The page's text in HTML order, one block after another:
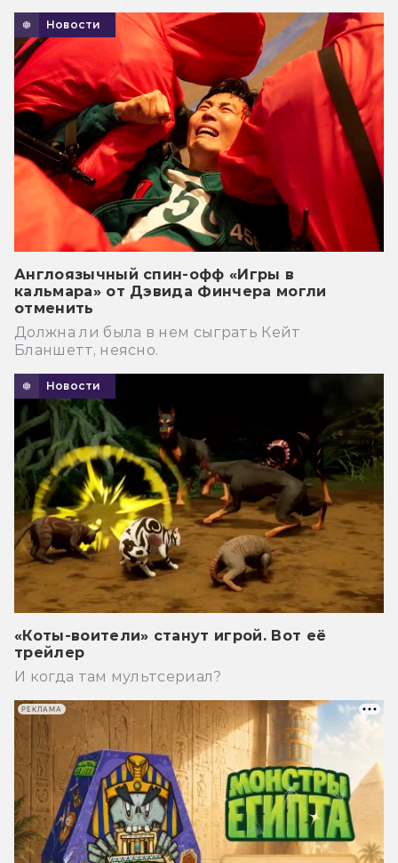
Новости
Англоязычный спин-офф «Игры в
кальмара» от Дэвида Финчера могли
отменить
Должна ли была в нем сыграть Кейт
Бланшетт, неясно.
Новости
«Коты-воители» станут игрой. Вот её
трейлер
И когда там мультсериал?
РЕКЛАМА